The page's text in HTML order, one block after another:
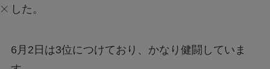
した。
6月2日は3位につけており、かなり健闘していま